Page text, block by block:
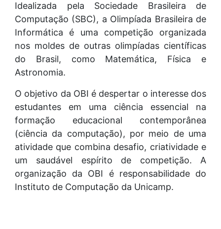
Idealizada pela Sociedade Brasileira de
Computação (SBC), a Olimpíada Brasileira de
Informática é uma competição organizada
nos moldes de outras olimpíadas científicas
do Brasil, como Matemática, Física e
Astronomia.
O objetivo da OBI é despertar o interesse dos
estudantes em uma ciência essencial na
formação educacional contemporânea
(ciência da computação), por meio de uma
atividade que combina desafio, criatividade e
um saudável espírito de competição. A
organização da OBI é responsabilidade do
Instituto de Computação da Unicamp.